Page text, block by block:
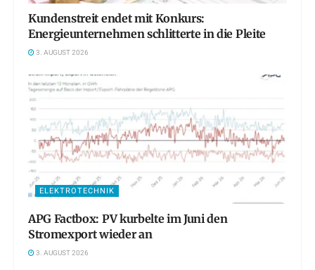
Kundenstreit endet mit Konkurs:
Energieunternehmen schlitterte in die Pleite
3. AUGUST 2026
ELEKTROTECHNIK
APG Factbox: PV kurbelte im Juni den
Stromexport wieder an
3. AUGUST 2026